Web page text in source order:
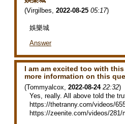
(Virgilbes, 2022-08-25 05:17)
娛樂城
Answer
I am am excited too with
more information on this
(Tommyalcox, 2022-08-24 22:32)
Yes, really. All above told the
https://thetranny.com/videos/
https://zeenite.com/videos/281/